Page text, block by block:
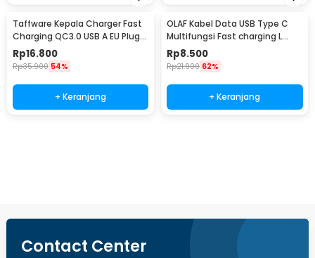
Taffware Kepala Charger Fast
Charging QC3.0 USB A EU Plug
3A 18W - TE-007
Rp16.800
Rp35.900 54%
+ Keranjang
OLAF Kabel Data USB Type C
Multifungsi Fast charging L
Shape 5A 1M - OL01
Rp8.500
Rp21.900 62%
+ Keranjang
Contact Center